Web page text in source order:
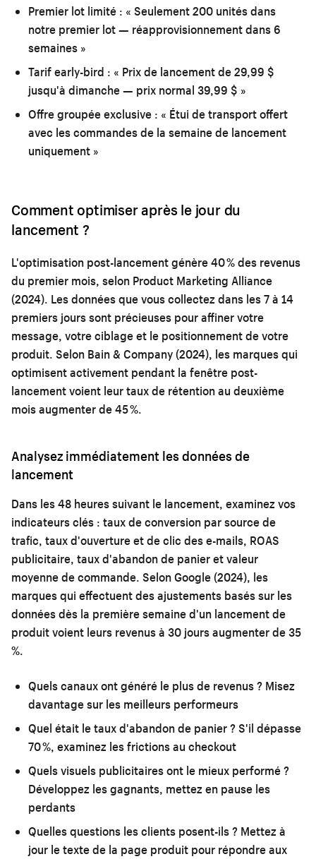
Premier lot limité : « Seulement 200 unités dans
notre premier lot — réapprovisionnement dans 6
semaines »
Tarif early-bird : « Prix de lancement de 29,99 $
jusqu'à dimanche — prix normal 39,99 $ »
Offre groupée exclusive : « Étui de transport offert
avec les commandes de la semaine de lancement
uniquement »
Comment optimiser après le jour du
lancement ?
L'optimisation post-lancement génère 40 % des revenus
du premier mois, selon Product Marketing Alliance
(2024). Les données que vous collectez dans les 7 à 14
premiers jours sont précieuses pour affiner votre
message, votre ciblage et le positionnement de votre
produit. Selon Bain & Company (2024), les marques qui
optimisent activement pendant la fenêtre post-
lancement voient leur taux de rétention au deuxième
mois augmenter de 45 %.
Analysez immédiatement les données de
lancement
Dans les 48 heures suivant le lancement, examinez vos
indicateurs clés : taux de conversion par source de
trafic, taux d'ouverture et de clic des e-mails, ROAS
publicitaire, taux d'abandon de panier et valeur
moyenne de commande. Selon Google (2024), les
marques qui effectuent des ajustements basés sur les
données dès la première semaine d'un lancement de
produit voient leurs revenus à 30 jours augmenter de 35
%.
Quels canaux ont généré le plus de revenus ? Misez
davantage sur les meilleurs performeurs
Quel était le taux d'abandon de panier ?S'il dépasse
70 %, examinez les frictions au checkout
Quels visuels publicitaires ont le mieux performé ?
Développez les gagnants, mettez en pause les
perdants
Quelles questions les clients posent-ils ? Mettez à
jour le texte de la page produit pour répondre aux